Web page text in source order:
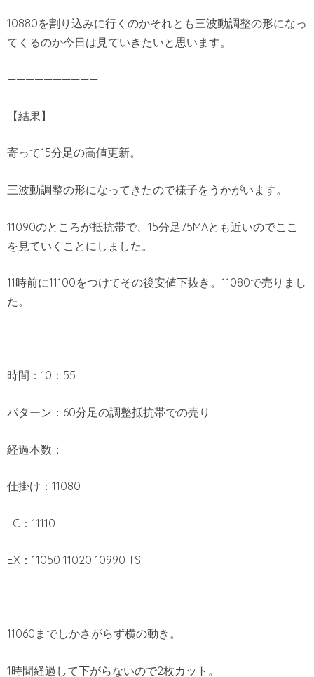
10880を割り込みに行くのかそれとも三波動調整の形になっ
てくるのか今日は見ていきたいと思います。
——————————-
【結果】
寄って15分足の高値更新。
三波動調整の形になってきたので様子をうかがいます。
11090のところが抵抗帯で、15分足75MAとも近いのでここ
を見ていくことにしました。
11時前に11100をつけてその後安値下抜き。11080で売りまし
た。
時間：10：55
パターン：60分足の調整抵抗帯での売り
経過本数：
仕掛け：11080
LC：11110
EX：11050 11020 10990 TS
11060までしかさがらず横の動き。
1時間経過して下がらないので2枚カット。